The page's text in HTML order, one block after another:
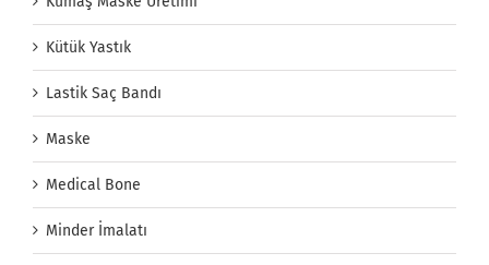
Kütük Yastık
Lastik Saç Bandı
Maske
Medical Bone
Minder İmalatı